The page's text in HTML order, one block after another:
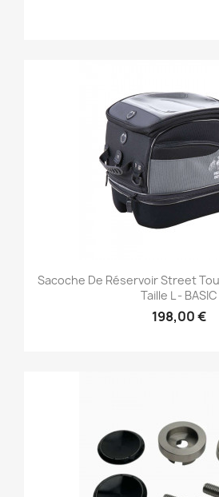
Sacoche De Réservoir Street
Taille L - BASIC
198,00 €